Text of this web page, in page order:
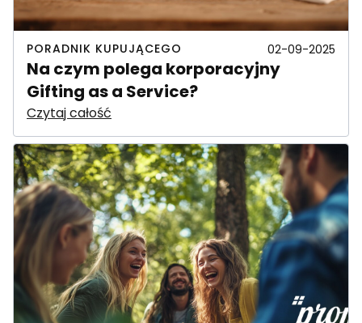
PORADNIK KUPUJĄCEGO 02-09-2025
Na czym polega korporacyjny
Gifting as a Service?
Czytaj całość